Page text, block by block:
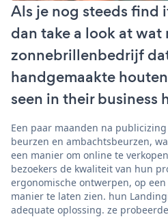
Als je nog steeds find
dan take a look at wat
zonnebrillenbedrijf
handgemaakte
seen in their business
Een paar maanden na
beurzen en ambachtsbeurzen,
een manier om online te
bezoekers de kwaliteit van hun
ergonomische ontwerpen, op
manier te laten zien. hun
adequate oplossing. ze